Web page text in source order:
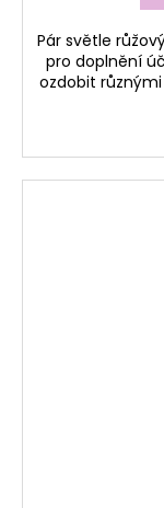
Pár světle
pro doplnění
ozdobit